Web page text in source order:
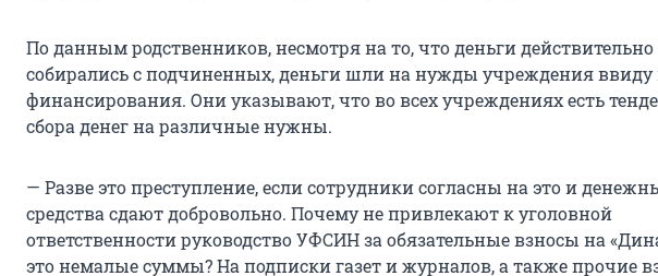
По данным родственников, несмотря на то, что деньги действительно
собирались с подчиненных, деньги шли на нужды учреждения ввиду
финансирования. Они указывают, что во всех учреждениях есть
сбора денег на различные нужны.
— Разве это преступление, если сотрудники согласны на это и
средства сдают добровольно. Почему не привлекают к уголовной
ответственности руководство УФСИН за обязательные взносы на
это немалые суммы? На подписки газет и журналов, а также прочие